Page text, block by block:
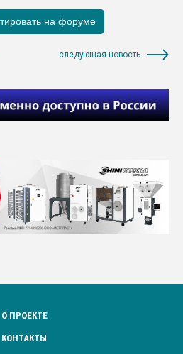
следующая новость
О ПРОЕКТЕ
КОНТАКТЫ